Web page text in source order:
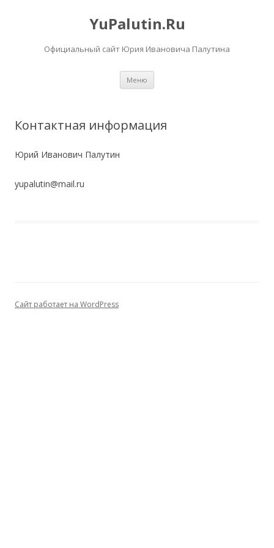
YuPalutin.Ru
Официальный сайт Юрия Ивановича Палутина
Меню
Контактная информация
Юрий Иванович Палутин
yupalutin@mail.ru
Сайт работает на WordPress